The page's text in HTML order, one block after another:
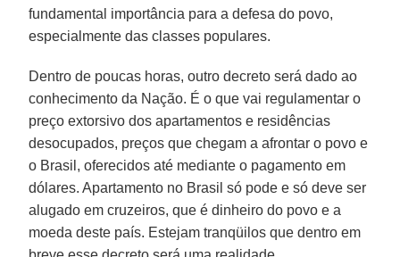
fundamental importância para a defesa do povo,
especialmente das classes populares.
Dentro de poucas horas, outro decreto será dado ao
conhecimento da Nação. É o que vai regulamentar o
preço extorsivo dos apartamentos e residências
desocupados, preços que chegam a afrontar o povo e
o Brasil, oferecidos até mediante o pagamento em
dólares. Apartamento no Brasil só pode e só deve ser
alugado em cruzeiros, que é dinheiro do povo e a
moeda deste país. Estejam tranqüilos que dentro em